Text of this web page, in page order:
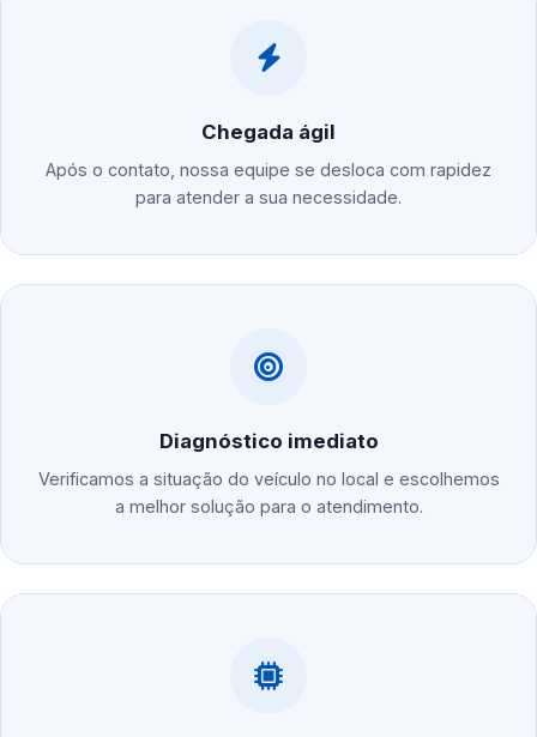
Chegada ágil
Após o contato, nossa equipe se desloca com rapidez
para atender a sua necessidade.
Diagnóstico imediato
Verificamos a situação do veículo no local e escolhemos
a melhor solução para o atendimento.